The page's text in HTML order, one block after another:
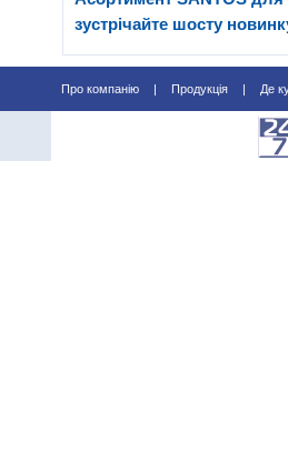
зустрічайте шосту
Про компанію | Продукція | Де